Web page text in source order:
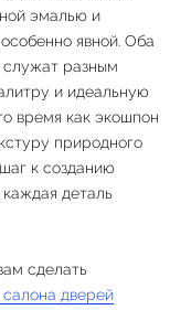
эмалью и
явной. Оба
служат разным
и идеальную
время как экошпон
природного
к созданию
каждая деталь
сделать
дверей